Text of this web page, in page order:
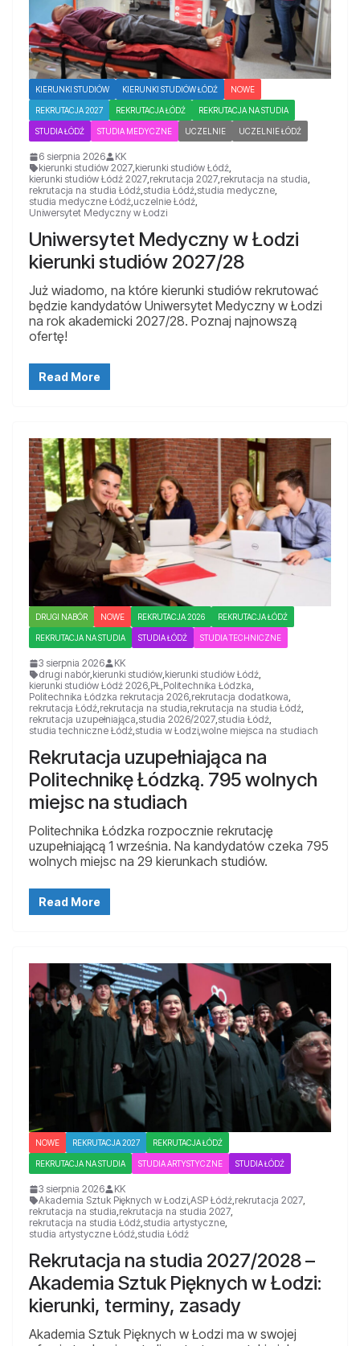
KIERUNKI STUDIÓW KIERUNKI STUDIÓW ŁÓDŹ NOWE
REKRUTACJA 2027 REKRUTACJA ŁÓDŹ REKRUTACJA NA STUDIA
STUDIA ŁÓDŹ STUDIA MEDYCZNE UCZELNIE UCZELNIE ŁÓDŹ
6 sierpnia 2026
KK
kierunki studiów 2027,kierunki studiów Łódź,
kierunki studiów Łódź 2027,rekrutacja 2027,rekrutacja na studia,
rekrutacja na studia Łódź,studia Łódź,studia medyczne,
studia medyczne Łódź,uczelnie Łódź,
Uniwersytet Medyczny w Łodzi
Uniwersytet Medyczny w Łodzi
kierunki studiów 2027/28
Już wiadomo, na które kierunki studiów rekrutować
będzie kandydatów Uniwersytet Medyczny w Łodzi
na rok akademicki 2027/28. Poznaj najnowszą
ofertę!
Read More
DRUGI NABÓR NOWE REKRUTACJA 2026 REKRUTACJA ŁÓDŹ
REKRUTACJA NA STUDIA STUDIA ŁÓDŹ STUDIA TECHNICZNE
3 sierpnia 2026
KK
drugi nabór,kierunki studiów,kierunki studiów Łódź,
kierunki studiów Łódź 2026,PŁ,Politechnika Łódzka,
Politechnika Łódzka rekrutacja 2026,rekrutacja dodatkowa,
rekrutacja Łódź,rekrutacja na studia,rekrutacja na studia Łódź,
rekrutacja uzupełniająca,studia 2026/2027,studia Łódź,
studia techniczne Łódź,studia w Łodzi,wolne miejsca na studiach
Rekrutacja uzupełniająca na
Politechnikę Łódzką. 795 wolnych
miejsc na studiach
Politechnika Łódzka rozpocznie rekrutację
uzupełniającą 1 września. Na kandydatów czeka 795
wolnych miejsc na 29 kierunkach studiów.
Read More
NOWE REKRUTACJA 2027 REKRUTACJA ŁÓDŹ
REKRUTACJA NA STUDIA STUDIA ARTYSTYCZNE STUDIA ŁÓDŹ
3 sierpnia 2026
KK
Akademia Sztuk Pięknych w Łodzi ASP Łódź rekrutacja 2027
rekrutacja na studia rekrutacja na studia 2027
rekrutacja na studia Łódź studia artystyczne
studia artystyczne Łódź studia Łódź
Rekrutacja na studia 2027/2028 –
Akademia Sztuk Pięknych w Łodzi:
kierunki, terminy, zasady
Akademia Sztuk Pięknych w Łodzi ma w swojej